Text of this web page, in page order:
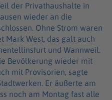
der Privathaushalte in
wieder an die
Ohne Strom waren
Mark West, das galt auch
und Wannweil.
Bevölkerung wieder mit
mit Provisorien, sagte
Er äußerte am
noch am Montag fast alle